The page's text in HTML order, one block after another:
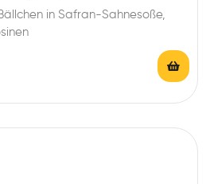
in Safran-Sahnesoße,